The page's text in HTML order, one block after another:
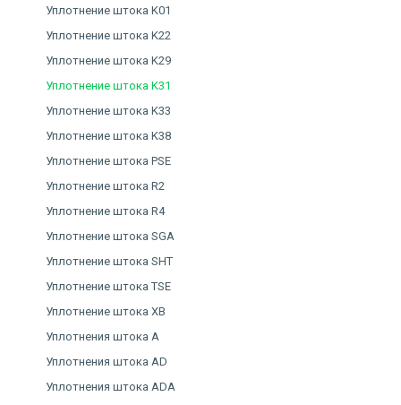
Уплотнение штока K01
Уплотнение штока K22
Уплотнение штока K29
Уплотнение штока K31
Уплотнение штока K33
Уплотнение штока K38
Уплотнение штока PSE
Уплотнение штока R2
Уплотнение штока R4
Уплотнение штока SGA
Уплотнение штока SHT
Уплотнение штока TSE
Уплотнение штока XB
Уплотнения штока A
Уплотнения штока AD
Уплотнения штока ADA